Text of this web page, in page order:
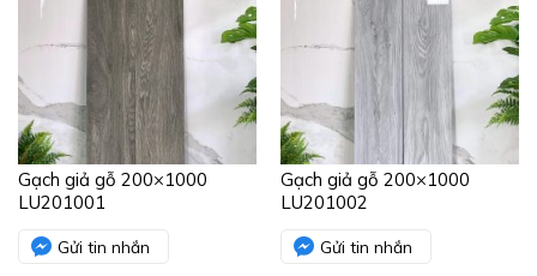
Gạch giả gỗ 200×1000
LU201001
Gửi tin nhắn
Gạch giả gỗ 200×1000
LU201002
Gửi tin nhắn